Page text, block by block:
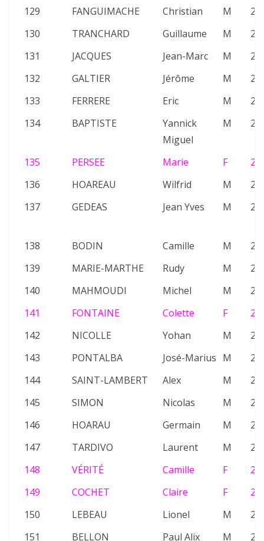
129
FANGUIMACHE Christian M
130
TRANCHARD Guillaume M
131
JACQUES Jean-Marc M
132
GALTIER Jérôme M
133
FERRERE Eric M
134
BAPTISTE
Yannick
Miguel
M
135 PERSEE Marie F
136
HOAREAU Wilfrid M
137
GEDEAS Jean Yves M
138 BODIN Camille M
139
MARIE-MARTHE Rudy M
140
MAHMOUDI Michel M
141
FONTAINE Colette F
142
NICOLLE Yohan M
143
PONTALBA José-Marius M
144
SAINT-LAMBERT Alex M
145
SIMON Nicolas M
146
HOARAU Germain M
147
TARDIVO Laurent M
148
VÉRITÉ Camille F
149
COCHET Claire F
150
LEBEAU Lionel M
151
BELLON Paul Alix M